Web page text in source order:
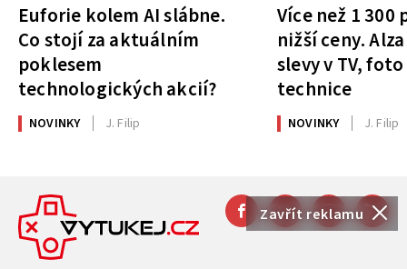
Zavřít reklamu
Euforie kolem AI slábne.
Co stojí za aktuálním
poklesem
technologických akcií?
NOVINKY J. Filip
Více než 1
nižší ceny.
slevy v TV,
technice
NOVINKY J. Filip